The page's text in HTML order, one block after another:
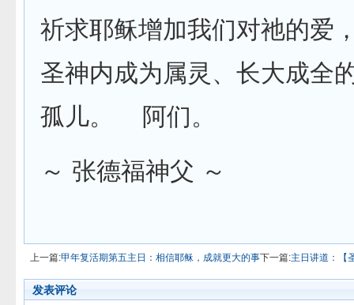
祈求耶稣增加我们对祂的爱
圣神内成为属灵、长大成全
孤儿。 阿们。
～ 张德福神父 ～
上一篇:甲年复活期第五主日：相信耶稣，成就更大的事下一篇:主日讲道：【
发表评论